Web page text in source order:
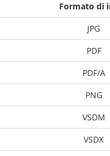
Formato di
JPG
PDF
PDF/A
PNG
VSDM
VSDX